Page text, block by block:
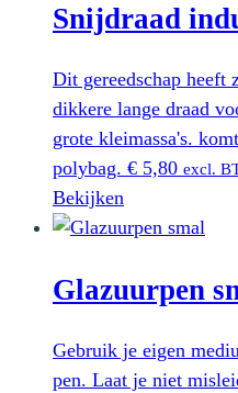
Snijdraad
Dit gereedschap heeft
dikkere lange draad
grote kleimassa's.
polybag. € 5,80 excl.
Bekijken
Glazuurpen
Gebruik je eigen
pen. Laat je niet